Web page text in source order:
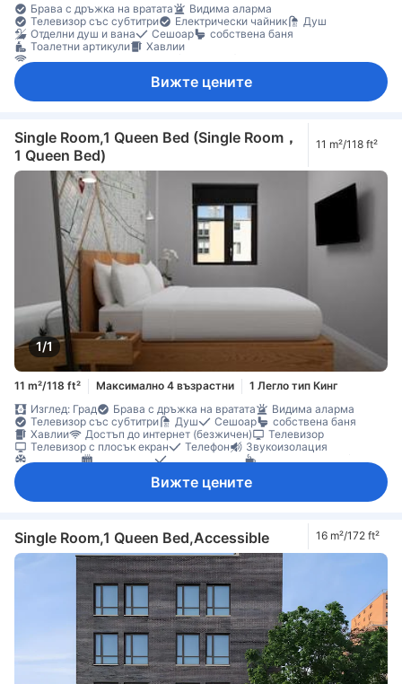
Брава с дръжка на вратата
Видима аларма
Телевизор със субтитри
Електрически чайник
Душ
Отделни душ и вана
Сешоар
собствена баня
Тоалетни артикули
Хавлии
Стрийминг услуга като Netflix
Телевизор
Спално бельо
Събуждане
Машина за кафе/чай
Бюро
Под с плочки/мрамор
Сгъваемо легло
Стойка за дрехи
Бебешко креватче (при запитване)
Детектор за въглероден оксид
Детектор за дим
Достъпно чрез асансьор
Индивидуална климатизация
Непушачи
Функция за защита/сигурност
Вижте цените
Single Room,1 Queen Bed (Single Room，
1 Queen Bed)
11 m²/118 ft²
1/1
11 m²/118 ft² Максимално 4 възрастни
1 Легло тип Кинг
Изглед: Град
Брава с дръжка на вратата
Видима аларма
Телевизор със субтитри
Душ Сешоар
собствена баня
Хавлии
Достъп до интернет (безжичен)
Телевизор
Телевизор с плосък екран
Телефон
Звукоизолация
Вижте цените
Single Room,1 Queen Bed,Accessible 16 m²/172 ft²